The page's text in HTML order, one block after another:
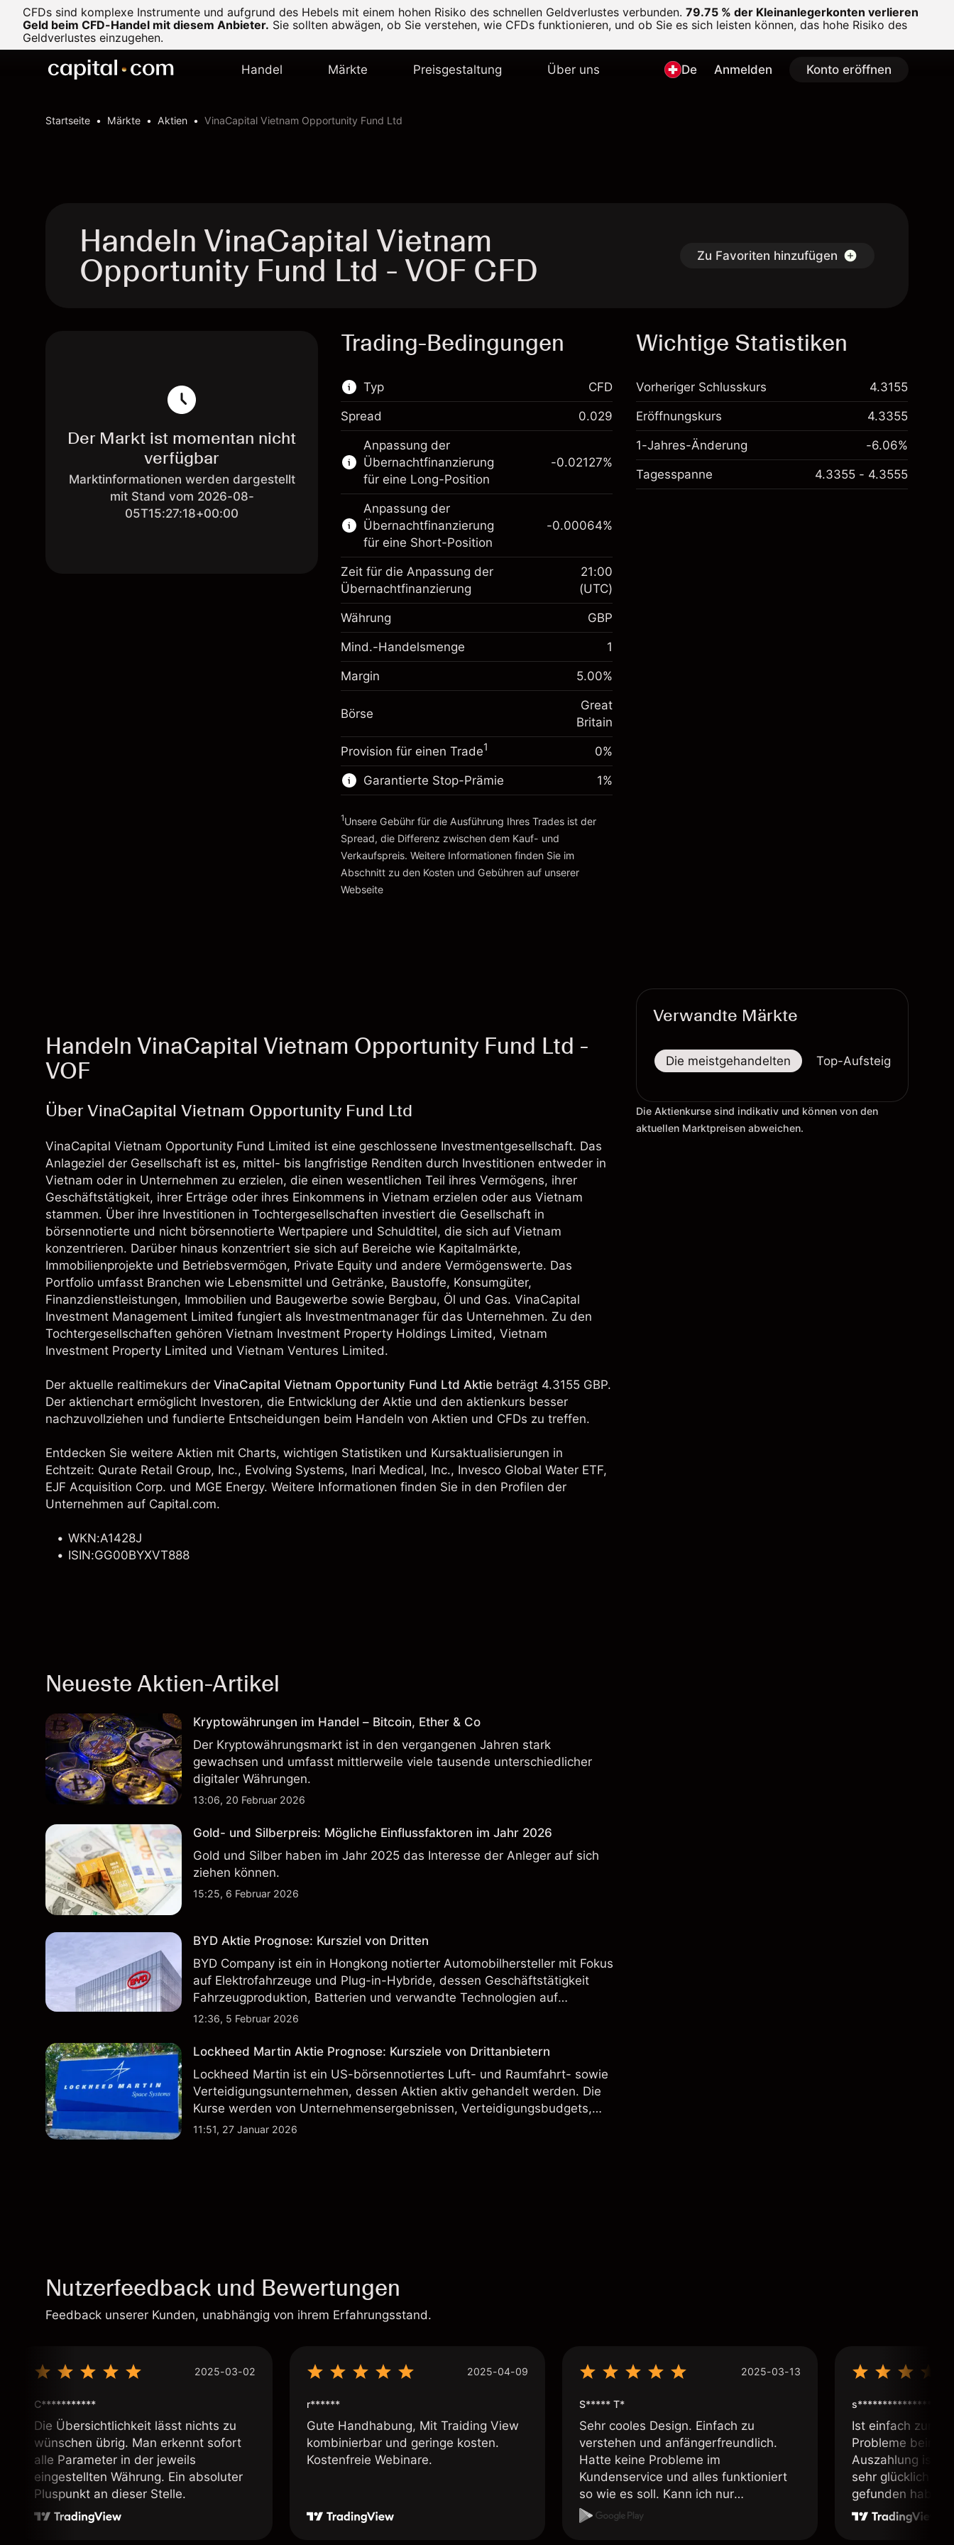
CFDs sind komplexe Instrumente und aufgrund des Hebels mit einem hohen Risiko des schnellen Geldverlustes verbunden. 79.75 % der Kleinanlegerkonten verlieren
Geld beim CFD-Handel mit diesem Anbieter. Sie sollten abwägen, ob Sie verstehen, wie CFDs funktionieren, und ob Sie es sich leisten können, das hohe Risiko des
Geldverlustes einzugehen.
Handel Märkte Preisgestaltung Über uns De Anmelden Konto eröffnen
Startseite Märkte Aktien VinaCapital Vietnam Opportunity Fund Ltd
Handeln VinaCapital Vietnam
Opportunity Fund Ltd - VOF CFD Zu Favoriten hinzufügen
Der Markt ist momentan nicht
verfügbar
Marktinformationen werden dargestellt
mit Stand vom 2026-08-
05T15:27:18+00:00
Trading-Bedingungen
Typ
Dieser Finanzmarkt steht für das CFD-Trading
zur Verfügung.
Erfahren Sie mehr über:
CFDs
CFD
Spread 0.029
Anpassung der
Übernachtfinanzierung
für eine Long-Position
Margin. Ihre Investition
£1,000.00
Anpassung der
Übernachtfinanzierung
Gebühren aus fremdfinanzierten
Positionswert
-0.021273
Positionsgröße mit Hebelwirkung
~£20,000.00
Geld aus Hebelwirkung ~ $
Zur Plattform
-0.02127%
Anpassung der
Übernachtfinanzierung
für eine Short-Position
Margin. Ihre Investition
£1,000.00
Gebühren aus fremdfinanzierten
Positionswert
-0.000645
(-£0.13)
Positionsgröße mit Hebelwirkung
~£20,000.00
Zur Plattform
-0.00064%
Zeit für die Anpassung der
Übernachtfinanzierung
21:00
(UTC)
Währung GBP
Mind.-Handelsmenge 1
Margin 5.00%
Börse
Great
Britain
Provision für einen Trade1 0%
Garantierte Stop-Prämie
Kosten und Gebühren
1%
1Unsere Gebühr für die Ausführung Ihres Trades ist der
Spread, die Differenz zwischen dem Kauf- und
Verkaufspreis. Weitere Informationen finden Sie im
Abschnitt zu den Kosten und Gebühren auf unserer
Webseite
Wichtige Statistiken
Vorheriger Schlusskurs 4.3155
Eröffnungskurs 4.3355
1-Jahres-Änderung -6.06%
Tagesspanne 4.3355 - 4.3555
Handeln VinaCapital Vietnam Opportunity Fund Ltd -
VOF
Über VinaCapital Vietnam Opportunity Fund Ltd
VinaCapital Vietnam Opportunity Fund Limited ist eine geschlossene Investmentgesellschaft. Das
Anlageziel der Gesellschaft ist es, mittel- bis langfristige Renditen durch Investitionen entweder in
Vietnam oder in Unternehmen zu erzielen, die einen wesentlichen Teil ihres Vermögens, ihrer
Geschäftstätigkeit, ihrer Erträge oder ihres Einkommens in Vietnam erzielen oder aus Vietnam
stammen. Über ihre Investitionen in Tochtergesellschaften investiert die Gesellschaft in
börsennotierte und nicht börsennotierte Wertpapiere und Schuldtitel, die sich auf Vietnam
konzentrieren. Darüber hinaus konzentriert sie sich auf Bereiche wie Kapitalmärkte,
Immobilienprojekte und Betriebsvermögen, Private Equity und andere Vermögenswerte. Das
Portfolio umfasst Branchen wie Lebensmittel und Getränke, Baustoffe, Konsumgüter,
Finanzdienstleistungen, Immobilien und Baugewerbe sowie Bergbau, Öl und Gas. VinaCapital
Investment Management Limited fungiert als Investmentmanager für das Unternehmen. Zu den
Tochtergesellschaften gehören Vietnam Investment Property Holdings Limited, Vietnam
Investment Property Limited und Vietnam Ventures Limited.
Der aktuelle realtimekurs der VinaCapital Vietnam Opportunity Fund Ltd Aktie beträgt 4.3155 GBP.
Der aktienchart ermöglicht Investoren, die Entwicklung der Aktie und den aktienkurs besser
nachzuvollziehen und fundierte Entscheidungen beim Handeln von Aktien und CFDs zu treffen.
Entdecken Sie weitere Aktien mit Charts, wichtigen Statistiken und Kursaktualisierungen in
Echtzeit: Qurate Retail Group, Inc., Evolving Systems, Inari Medical, Inc., Invesco Global Water ETF,
EJF Acquisition Corp. und MGE Energy. Weitere Informationen finden Sie in den Profilen der
Unternehmen auf Capital.com.
WKN:A1428J
ISIN:GG00BYXVT888
Neueste Aktien-Artikel
Kryptowährungen im Handel – Bitcoin, Ether & Co
Der Kryptowährungsmarkt ist in den vergangenen Jahren stark
gewachsen und umfasst mittlerweile viele tausende unterschiedlicher
digitaler Währungen.
13:06, 20 Februar 2026
Gold- und Silberpreis: Mögliche Einflussfaktoren im Jahr 2026
Gold und Silber haben im Jahr 2025 das Interesse der Anleger auf sich
ziehen können.
15:25, 6 Februar 2026
BYD Aktie Prognose: Kursziel von Dritten
BYD Company ist ein in Hongkong notierter Automobilhersteller mit Fokus
auf Elektrofahrzeuge und Plug-in-Hybride, dessen Geschäftstätigkeit
Fahrzeugproduktion, Batterien und verwandte Technologien auf
inländischen und internationalen Märkten umfasst.
12:36, 5 Februar 2026
Lockheed Martin Aktie Prognose: Kursziele von Drittanbietern
Lockheed Martin ist ein US-börsennotiertes Luft- und Raumfahrt- sowie
Verteidigungsunternehmen, dessen Aktien aktiv gehandelt werden. Die
Kurse werden von Unternehmensergebnissen, Verteidigungsbudgets,
Vertragsaktivitäten und den allgemeinen Aktienmärktbedingungen
11:51, 27 Januar 2026
Verwandte Märkte
Die meistgehandelten Top-Aufsteiger
Die Aktienkurse sind indikativ und können von den
aktuellen Marktpreisen abweichen.
Nutzerfeedback und Bewertungen
Feedback unserer Kunden, unabhängig von ihrem Erfahrungsstand.
2025-03-02
C***********
Die Übersichtlichkeit lässt nichts zu
wünschen übrig. Man erkennt sofort
alle Parameter in der jeweils
eingestellten Währung. Ein absoluter
Pluspunkt an dieser Stelle.
2025-04-09
r******
Gute Handhabung, Mit Traiding View
kombinierbar und geringe kosten.
Kostenfreie Webinare.
2025-03-13
S***** T*
Sehr cooles Design. Einfach zu
verstehen und anfängerfreundlich.
Hatte keine Probleme im
Kundenservice und alles funktioniert
so wie es soll. Kann ich nur
weiterempfehlen.
s****************
Ist einfach zum
Probleme beim
Auszahlung ist
sehr glücklich
gefunden habe.
weiter meine